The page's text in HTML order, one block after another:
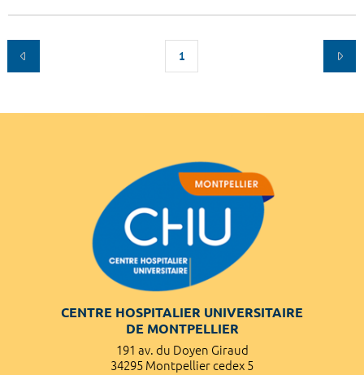
1
CENTRE HOSPITALIER UNIVERSITAIRE
DE MONTPELLIER
191 av. du Doyen Giraud
34295 Montpellier cedex 5